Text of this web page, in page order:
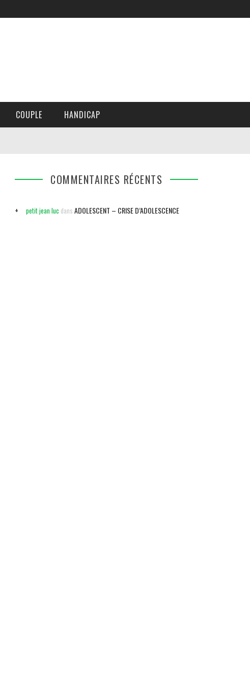
COUPLE HANDICAP
COMMENTAIRES RÉCENTS
petit jean luc dans ADOLESCENT – CRISE D’ADOLESCENCE